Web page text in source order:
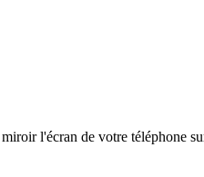
l'écran de votre téléphone